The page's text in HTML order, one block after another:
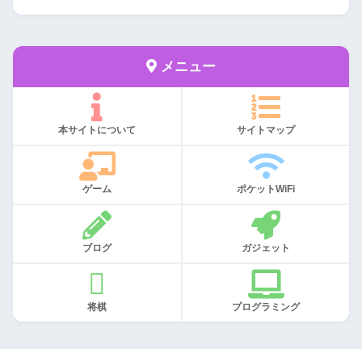
メニュー
本サイトについて サイトマップ
ゲーム ポケットWiFi
ブログ ガジェット
将棋 プログラミング